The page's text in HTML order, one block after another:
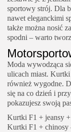
sportowy strój. Dla
nawet eleganckimi
także można nosić
spodni – warto
Moda wywodząca
ulicach miast.
również wygodne.
się na co dzień i
pokazujesz swoją
Kurtki F1 + jeansy
Kurtki F1 + chinosy